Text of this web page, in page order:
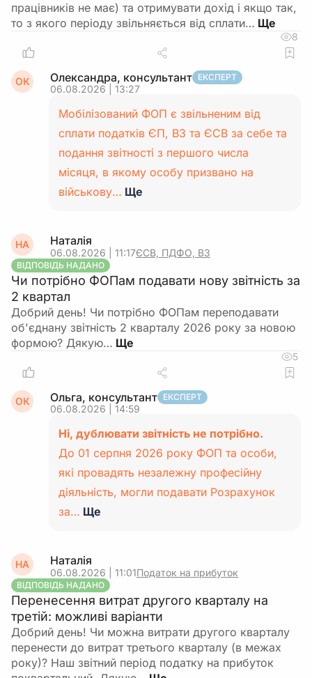
працівників не має) та отримувати дохід і якщо так,
то з якого періоду звільняється від сплати…
8
ОК Олександра, консультант ЕКСПЕРТ
06.08.2026 | 13:27
Мобілізований ФОП є звільненим від
сплати податків ЄП, ВЗ та ЄСВ за себе та
подання звітності з першого числа
місяця, в якому особу призвано на
військову… Ще
НА Наталія
06.08.2026 | 11:17ЄСВ, ПДФО, ВЗ
ВІДПОВІДЬ НАДАНО
Чи потрібно ФОПам подавати нову звітність за
2 квартал
Добрий день! Чи потрібно ФОПам переподавати
об'єднану звітність 2 кварталу 2026 року за новою
формою? Дякую…
5
ОК Ольга, консультант ЕКСПЕРТ
06.08.2026 | 14:59
Ні, дублювати звітність не потрібно.
До 01 серпня 2026 року ФОП та особи,
які провадять незалежну професійну
діяльність, могли подавати Розрахунок
за… Ще
НА Наталія
06.08.2026 | 11:01Податок на прибуток
ВІДПОВІДЬ НАДАНО
Перенесення витрат другого кварталу на
третій: можливі варіанти
Добрий день! Чи можна витрати другого кварталу
перенести до витрат третього кварталу (в межах
року)? Наш звітний період податку на прибуток